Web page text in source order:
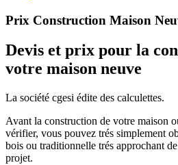
Prix Construction Maison
Devis et prix pour la
votre maison neuve
La société cgesi édite des calculettes.
Avant la construction de votre maison
vérifier, vous pouvez trés simplement
bois ou traditionnelle trés approchant
projet.